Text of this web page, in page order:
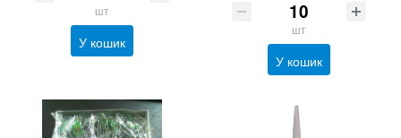
шт
У кошик
шт
У кошик